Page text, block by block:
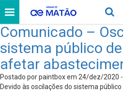
Comunicado –
sistema público
afetar
Postado por paintbox em 24/dez/2020 -
Devido às oscilações do sistema